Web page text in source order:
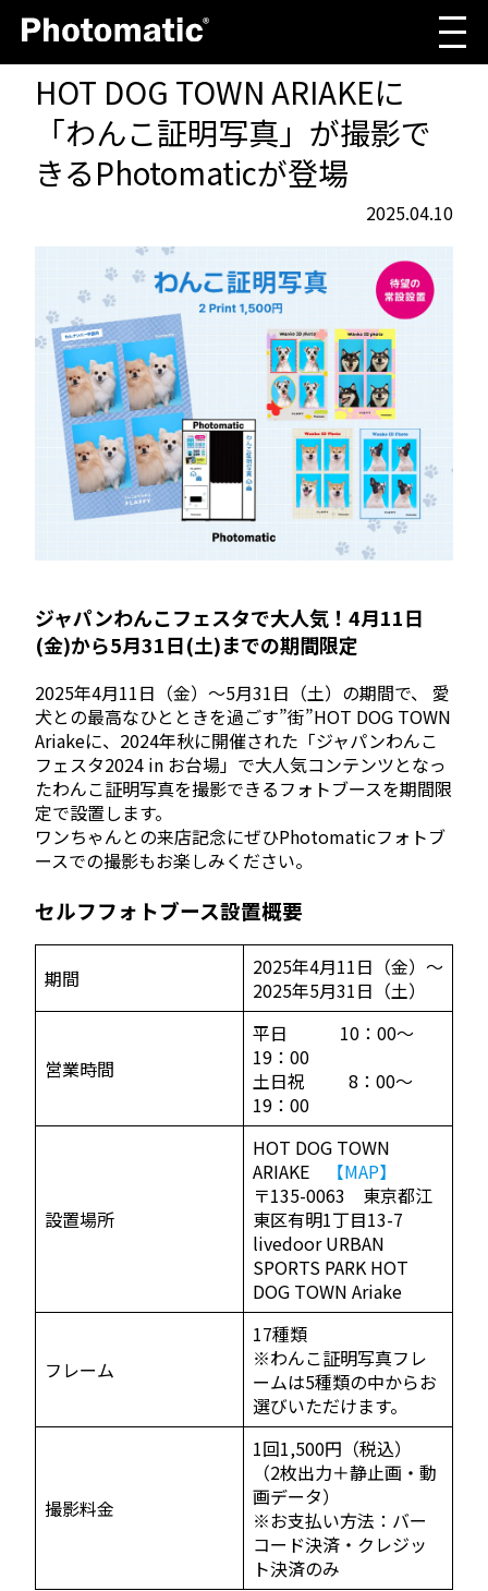
HOT DOG TOWN ARIAKEに
「わんこ証明写真」が撮影で
きるPhotomaticが登場
2025.04.10
ジャパンわんこフェスタで大人気！4月11日
(金)から5月31日(土)までの期間限定
2025年4月11日（金）～5月31日（土）の期間で、 愛
犬との最高なひとときを過ごす”街”HOT DOG TOWN
Ariakeに、2024年秋に開催された「ジャパンわんこ
フェスタ2024 in お台場」で大人気コンテンツとなっ
たわんこ証明写真を撮影できるフォトブースを期間限
定で設置します。
ワンちゃんとの来店記念にぜひPhotomaticフォトブ
ースでの撮影もお楽しみください。
セルフフォトブース設置概要
期間
2025年4月11日（金）～
2025年5月31日（土）
営業時間
平日 10：00～
19：00
土日祝 8：00～
19：00
設置場所
HOT DOG TOWN
ARIAKE
【MAP】
〒135-0063 東京都江
東区有明1丁目13-7
livedoor URBAN
SPORTS PARK HOT
DOG TOWN Ariake
フレーム
17種類
※わんこ証明写真フレ
ームは5種類の中からお
選びいただけます。
撮影料金
1回1,500円（税込）
（2枚出力＋静止画・動
画データ）
※お支払い方法：バー
コード決済・クレジッ
ト決済のみ